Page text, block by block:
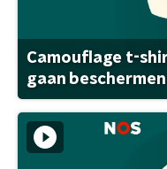
Camouflage t-
gaan